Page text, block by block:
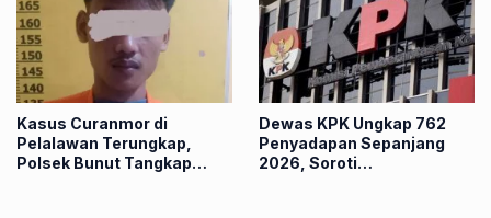
Kasus Curanmor di
Pelalawan Terungkap,
Polsek Bunut Tangkap
Dewas KPK Ungkap 762
Penyadapan Sepanjang
2026, Soroti